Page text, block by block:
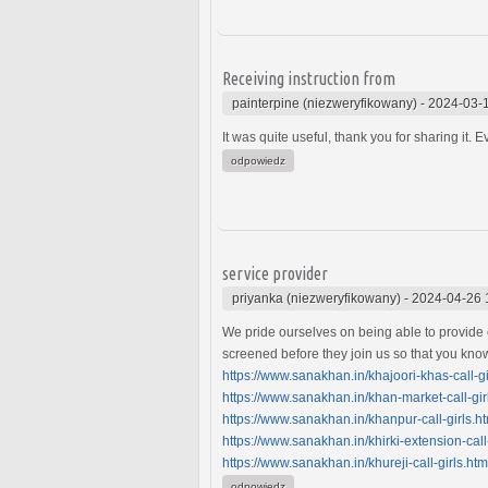
Receiving instruction from
painterpine (niezweryfikowany) - 2024-03-
It was quite useful, thank you for sharing it.
odpowiedz
service provider
priyanka (niezweryfikowany) - 2024-04-26
We pride ourselves on being able to
screened before they join us so that you
https://www.sanakhan.in/khajoori-khas-call-
https://www.sanakhan.in/khan-market-call-
https://www.sanakhan.in/khanpur-call-
https://www.sanakhan.in/khirki-extension-
https://www.sanakhan.in/khureji-call-